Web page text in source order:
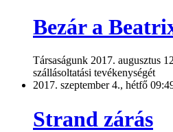
Bezár a
Társaságunk 2017. augusztus
szállásoltatási tevékenységét
2017. szeptember 4., hétfő
Strand zárás